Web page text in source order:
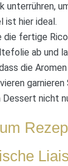
unterrühren,
ist hier ideal.
die fertige
ab und
die
nicht